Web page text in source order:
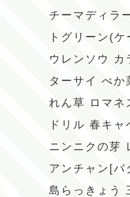
チーマディラ
トグリーン(ケ
ウレンソウ
カ
ターサイ べか
れん草 ロマネ
ドリル 春キャ
ニンニクの芽
アンチャン[バ
島らっきょう